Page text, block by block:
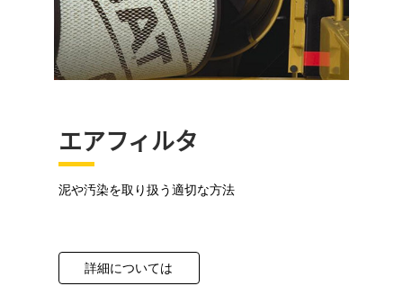
エアフィルタ
泥や汚染を取り扱う適切な方法
詳細については